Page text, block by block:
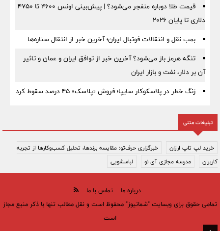
قیمت طلا دوباره منفجر می‌شود؟ | پیش‌بینی اونس ۴۶۰۰ تا ۴۷۵۰
دلاری تا پایان ۲۰۲۶
بمب نقل‌ و انتقالات فوتبال ایران؛ آخرین خبر از انتقال ستاره‌ها
تنگه هرمز باز می‌شود؟ آخرین خبر از توافق ایران و عمان و تاثیر
آن بر دلار، نفت و بازار ایران
زنگ خطر در پلاسکوکار سایپا؛ فروش «پلاسک» ۴۵ درصد سقوط کرد
تبلیغات متنی
خرید لپ تاپ ارزان
خبرگزاری حرف‌تو: مقایسه برندها، تحلیل کسب‌وکارها از تجربه
کاربران
مدرسه مجازی آی نو لباسشویی
درباره ما
تماس با ما
تمامی حقوق برای وبسایت "شمانیوز" محفوظ است و نقل مطالب تنها با ذکر منبع مجاز
است